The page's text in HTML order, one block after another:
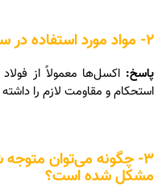
2- مواد مورد استفاده در ساخت اکسل خودرو چیست؟
پاسخ: اکسل‌ها معمولاً از
استحکام و مقاومت لازم را
3- چگونه می‌توان
مشکل شده است؟